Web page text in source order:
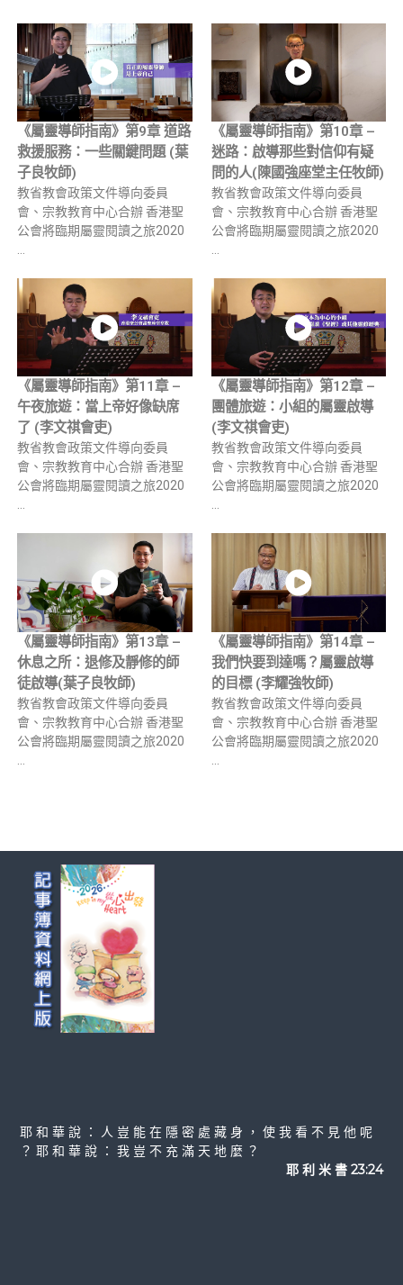
《屬靈導師指南》第9章 道路
救援服務：一些關鍵問題 (葉
子良牧師)
教省教會政策文件導向委員
會、宗教教育中心合辦 香港聖
公會將臨期屬靈閱讀之旅2020
《屬靈導師指南》第10章 –
迷路：啟導那些對信仰有疑
問的人(陳國強座堂主任牧師)
教省教會政策文件導向委員
會、宗教教育中心合辦 香港聖
公會將臨期屬靈閱讀之旅2020
《屬靈導師指南》第11章 –
午夜旅遊：當上帝好像缺席
了 (李文祺會吏)
教省教會政策文件導向委員
會、宗教教育中心合辦 香港聖
公會將臨期屬靈閱讀之旅2020
…
《屬靈導師指南》第12章 –
團體旅遊：小組的屬靈啟導
(李文祺會吏)
教省教會政策文件導向委員
會、宗教教育中心合辦 香港聖
公會將臨期屬靈閱讀之旅2020
…
《屬靈導師指南》第13章 –
休息之所：退修及靜修的師
徒啟導(葉子良牧師)
教省教會政策文件導向委員
會、宗教教育中心合辦 香港聖
公會將臨期屬靈閱讀之旅2020
《屬靈導師指南》第14章 –
我們快要到達嗎？屬靈啟導
的目標 (李耀強牧師)
教省教會政策文件導向委員
會、宗教教育中心合辦 香港聖
公會將臨期屬靈閱讀之旅2020
耶 和 華 說 ： 人 豈 能 在 隱 密 處 藏 身 ， 使 我 看 不 見 他 呢
？ 耶 和 華 說 ： 我 豈 不 充 滿 天 地 麼 ？
耶 利 米 書 23:24